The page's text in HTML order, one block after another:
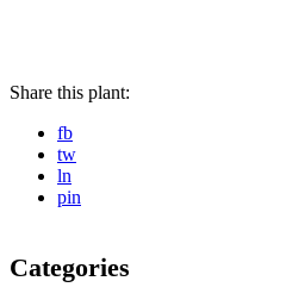
Share this plant:
fb
tw
ln
pin
Categories